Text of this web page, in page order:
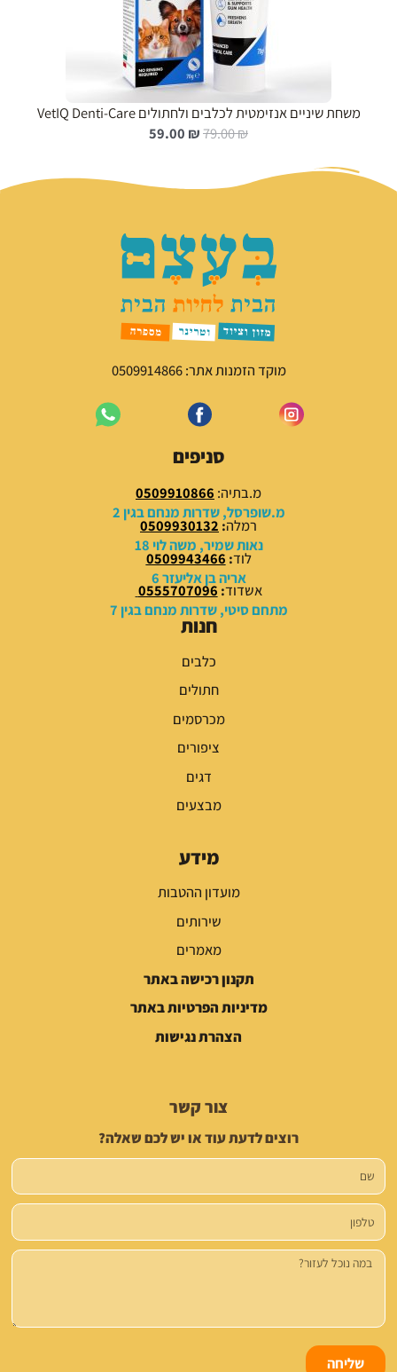
משחת שיניים אנזימטית לכלבים ולחתולים VetIQ Denti-Care
79.00₪
ה
י
מ
ק
ר
י
ה
י
:
7
.
0
0
₪
.
59.00 ₪
ה
י
נ
ו
ח
י
ה
ו
0
0
₪
.
מוקד הזמנות אתר: 0509914866
סניפים
מ.בתיה: 0509910866
מ.שופרסל, שדרות מנחם בגין 2
רמלה:
0509930132
נאות שמיר, משה לוי 18
לוד:
0509943466
אריה בן אליעזר 6
אשדוד:
0555707096
מתחם סיטי, שדרות מנחם בגין 7
חנות
כלבים
חתולים
מכרסמים
ציפורים
דגים
מבצעים
מידע
מועדון ההטבות
שירותים
מאמרים
תקנון רכישה באתר
מדיניות הפרטיות באתר
הצהרת נגישות
צור קשר
רוצים לדעת עוד או יש לכם שאלה?
שם
טלפון
הודעה
שליחה